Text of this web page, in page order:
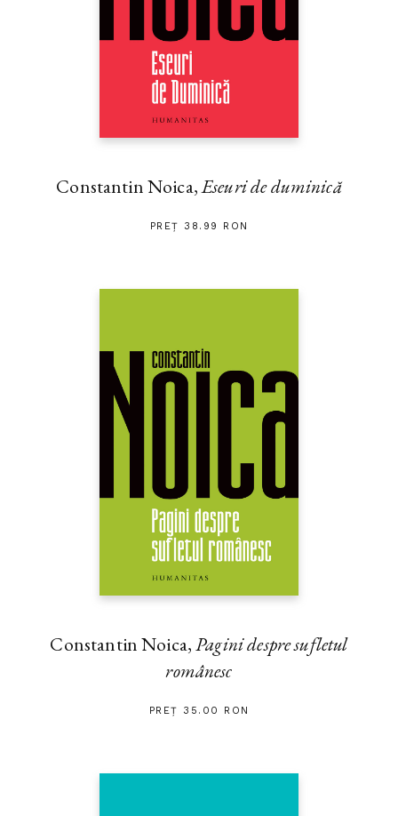
Constantin Noica,Eseuri de duminică
PREȚ 38.99 RON
Constantin Noica,Pagini despre sufletul
românesc
PREȚ 35.00 RON